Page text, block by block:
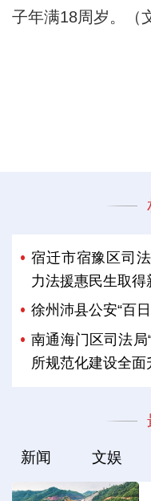
子年满18周岁。（
宿迁市宿豫区司
力法援惠民生取得
徐州沛县公安“百
南通海门区司法局
所规范化建设全面
新闻 文娱